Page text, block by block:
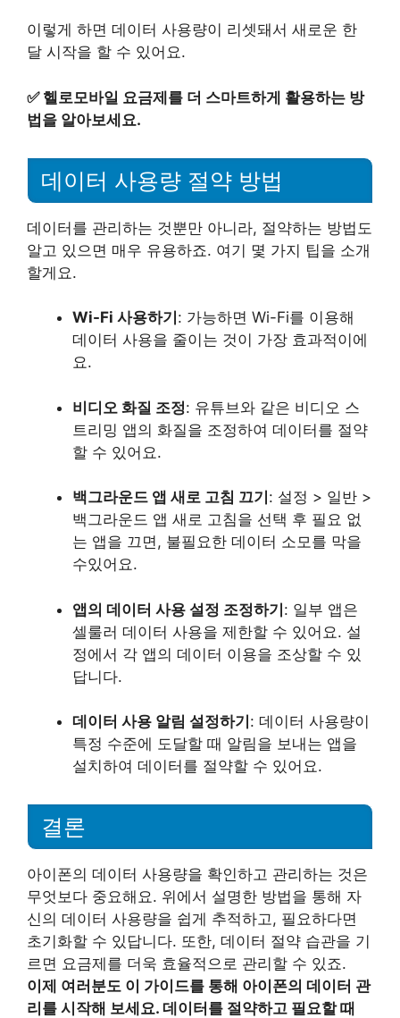
이렇게 하면 데이터 사용량이 리셋돼서 새로운 한
달 시작을 할 수 있어요.
✅ 헬로모바일 요금제를 더 스마트하게 활용하는 방
법을 알아보세요.
데이터 사용량 절약 방법
데이터를 관리하는 것뿐만 아니라, 절약하는 방법도
알고 있으면 매우 유용하죠. 여기 몇 가지 팁을 소개
할게요.
Wi-Fi 사용하기 : 가능하면 Wi-Fi를 이용해
데이터 사용을 줄이는 것이 가장 효과적이에
요.
비디오 화질 조정: 유튜브와 같은 비디오 스
트리밍 앱의 화질을 조정하여 데이터를 절약
할 수 있어요.
백그라운드 앱 새로 고침 끄기 : 설정 > 일반 >
백그라운드 앱 새로 고침을 선택 후 필요 없
는 앱을 끄면, 불필요한 데이터 소모를 막을
수있어요.
앱의 데이터 사용 설정 조정하기: 일부 앱은
셀룰러 데이터 사용을 제한할 수 있어요. 설
정에서 각 앱의 데이터 이용을 조상할 수 있
답니다.
데이터 사용 알림 설정하기 : 데이터 사용량이
특정 수준에 도달할 때 알림을 보내는 앱을
설치하여 데이터를 절약할 수 있어요.
결론
아이폰의 데이터 사용량을 확인하고 관리하는 것은
무엇보다 중요해요. 위에서 설명한 방법을 통해 자
신의 데이터 사용량을 쉽게 추적하고, 필요하다면
초기화할 수 있답니다. 또한, 데이터 절약 습관을 기
르면 요금제를 더욱 효율적으로 관리할 수 있죠.
이제 여러분도 이 가이드를 통해 아이폰의 데이터 관
리를 시작해 보세요. 데이터를 절약하고 필요할 때